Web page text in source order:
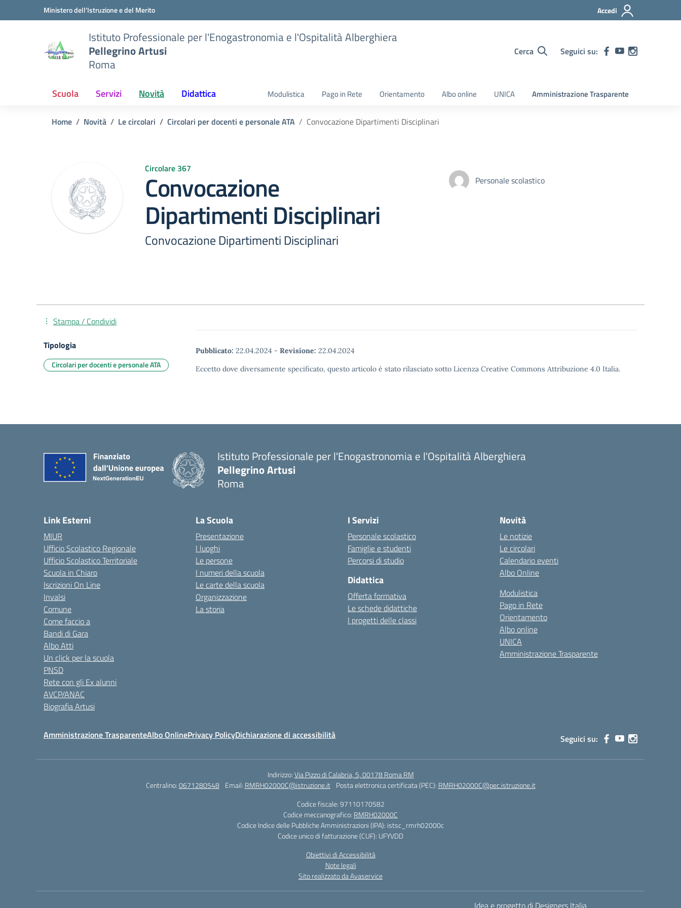
Vai ai contenuti
Vai al menu di navigazioneMinistero dell'Istruzione e del Merito Accedi
Istituto Professionale per l'Enogastronomia e l'Ospitalità Alberghiera
Pellegrino Artusi
Roma
Cerca Seguici su:
Scuola Servizi Novità Didattica Modulistica Pago in Rete Orientamento Albo online UNICA Amministrazione Trasparente
Home Novità Le circolari Circolari per docenti e personale ATA Convocazione Dipartimenti Disciplinari
Circolare 367
Convocazione
Dipartimenti Disciplinari
Convocazione Dipartimenti Disciplinari
Personale scolastico
Pubblicato: 22.04.2024 - Revisione: 22.04.2024
Eccetto dove diversamente specificato, questo articolo è stato rilasciato sotto Licenza Creative Commons Attribuzione 4.0 Italia.
Stampa / Condividi
Tipologia
Circolari per docenti e personale ATA
Istituto Professionale per l'Enogastronomia e l'Ospitalità Alberghiera
Pellegrino Artusi
Roma
Link Esterni
MIUR
Ufficio Scolastico Regionale
Ufficio Scolastico Territoriale
Scuola in Chiaro
Iscrizioni On Line
Invalsi
Comune
Come faccio a
Bandi di Gara
Albo Atti
Un click per la scuola
PNSD
Rete con gli Ex alunni
AVCP/ANAC
Biografia Artusi
La Scuola
Presentazione
I luoghi
Le persone
I numeri della scuola
Le carte della scuola
Organizzazione
La storia
I Servizi
Personale scolastico
Famiglie e studenti
Percorsi di studio
Didattica
Offerta formativa
Le schede didattiche
I progetti delle classi
Novità
Le notizie
Le circolari
Calendario eventi
Albo Online
Modulistica
Pago in Rete
Orientamento
Albo online
UNICA
Amministrazione Trasparente
Amministrazione TrasparenteAlbo OnlinePrivacy PolicyDichiarazione di accessibilità Seguici su:
Indirizzo:Via Pizzo di Calabria, 5, 00178 Roma RM
Centralino:0671280548 Email: RMRH02000C@istruzione.it Posta elettronica certificata (PEC): RMRH02000C@pec.istruzione.it
Codice fiscale: 97110170582
Codice meccanografico: RMRH02000C
Codice Indice delle Pubbliche Amministrazioni (IPA): istsc_rmrh02000c
Codice unico di fatturazione (CUF): UFYVDD
Obiettivi di Accessibilità
Note legali
Sito realizzato da Avaservice
Idea e progetto di Designers Italia